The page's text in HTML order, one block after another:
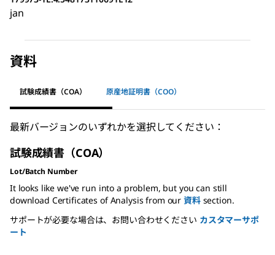
jan
資料
試験成績書（COA） 原産地証明書（COO）
最新バージョンのいずれかを選択してください：
試験成績書（COA）
Lot/Batch Number
It looks like we've run into a problem, but you can still
download Certificates of Analysis from our 資料section.
サポートが必要な場合は、お問い合わせください カスタマーサポ
ート